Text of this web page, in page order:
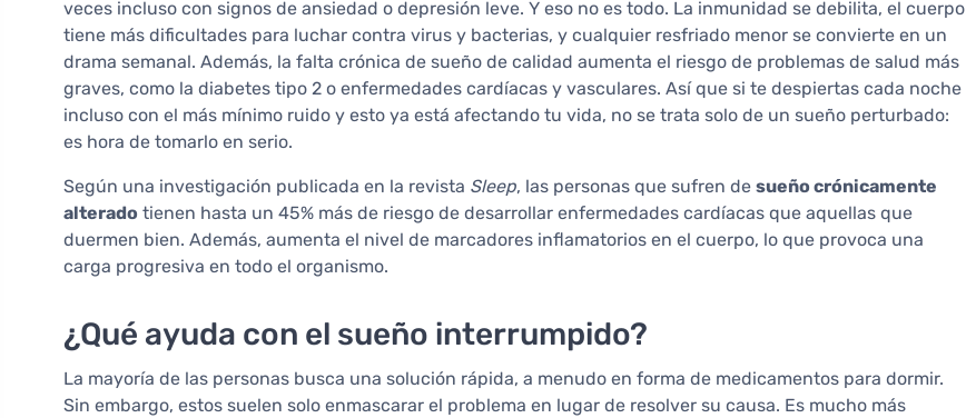
veces incluso con signos de ansiedad o depresión leve. Y eso no es todo. La inmunidad se debilita, el cuerpo
tiene más dificultades para luchar contra virus y bacterias, y cualquier resfriado menor se convierte en un
drama semanal. Además, la falta crónica de sueño de calidad aumenta el riesgo de problemas de salud más
graves, como la diabetes tipo 2 o enfermedades cardíacas y vasculares. Así que si te despiertas cada noche
incluso con el más mínimo ruido y esto ya está afectando tu vida, no se trata solo de un sueño perturbado:
es hora de tomarlo en serio.
Según una investigación publicada en la revista Sleep, las personas que sufren de sueño crónicamente
alterado tienen hasta un 45% más de riesgo de desarrollar enfermedades cardíacas que aquellas que
duermen bien. Además, aumenta el nivel de marcadores inflamatorios en el cuerpo, lo que provoca una
carga progresiva en todo el organismo.
¿Qué ayuda con el sueño interrumpido?
La mayoría de las personas busca una solución rápida, a menudo en forma de medicamentos para dormir.
Sin embargo, estos suelen solo enmascarar el problema en lugar de resolver su causa. Es mucho más